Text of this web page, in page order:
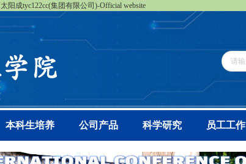
太阳成tyc122cc(集团有限公司)-Official website
本科生培养 公司产品 科学研究 员工工作